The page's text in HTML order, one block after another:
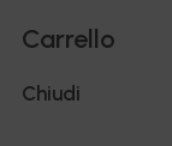
Carrello
Chiudi